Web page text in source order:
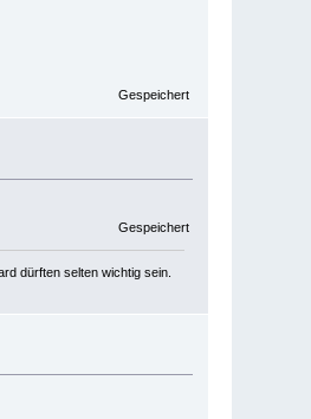
Gespeichert
Gespeichert
dürften selten wichtig sein.